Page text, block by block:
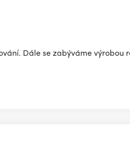
Dále se zabýváme výrobou